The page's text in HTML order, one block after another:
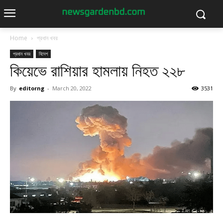
Home প্রধান খবর
প্রধান খবর বিদেশ
কিয়েভে রাশিয়ার হামলায় নিহত ২২৮
By editorng - March 20, 2022 3531